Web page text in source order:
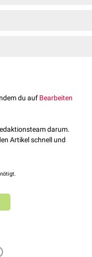
Lidkante geht es in
und unbehaart.
Verteilung der
.
du auf Bearbeiten
darum.
Artikel schnell und